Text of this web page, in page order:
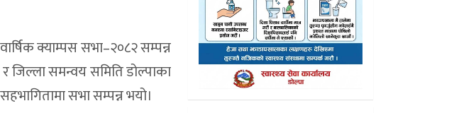
क्याम्पस सभा–२०८२ सम्पन्न
जिल्ला समन्वय समिति डोल्पाका
सभा सम्पन्न भयो।